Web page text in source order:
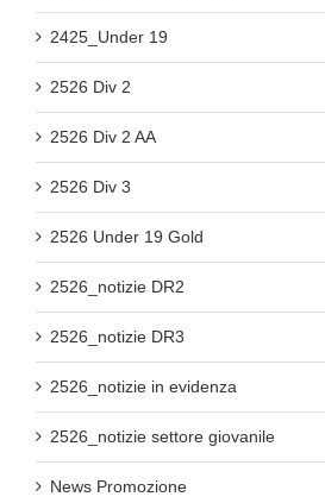
2425_Under 19
2526 Div 2
2526 Div 2 AA
2526 Div 3
2526 Under 19 Gold
2526_notizie DR2
2526_notizie DR3
2526_notizie in evidenza
2526_notizie settore giovanile
News Promozione